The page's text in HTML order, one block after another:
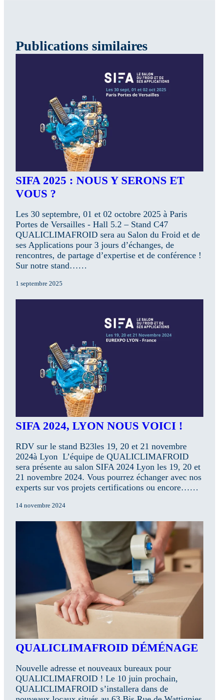
Publications similaires
SIFA 2025 : NOUS Y SERONS ET
VOUS ?
Les 30 septembre, 01 et 02 octobre 2025 à Paris
Portes de Versailles - Hall 5.2 – Stand C47
QUALICLIMAFROID sera au Salon du Froid et de
ses Applications pour 3 jours d’échanges, de
rencontres, de partage d’expertise et de conférence !
Sur notre stand……
1 septembre 2025
SIFA 2024, LYON NOUS VOICI !
RDV sur le stand B23les 19, 20 et 21 novembre
2024à Lyon L’équipe de QUALICLIMAFROID
sera présente au salon SIFA 2024 Lyon les 19, 20 et
21 novembre 2024. Vous pourrez échanger avec nos
experts sur vos projets certifications ou encore……
14 novembre 2024
QUALICLIMAFROID DÉMÉNAGE
Nouvelle adresse et nouveaux bureaux pour
QUALICLIMAFROID ! Le 10 juin prochain,
QUALICLIMAFROID s’installera dans de